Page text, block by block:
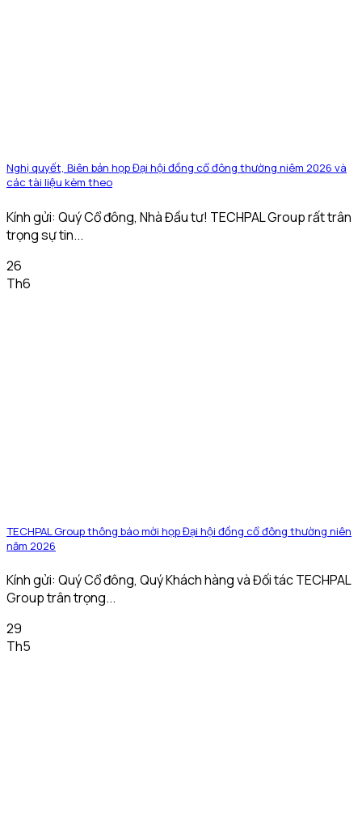
Nghị quyết, Biên bản họp Đại hội đồng cổ đông thường niêm 2026 và
các tài liệu kèm theo
Kính gửi: Quý Cổ đông, Nhà Đầu tư! TECHPAL Group rất trân
trọng sự tin...
26
Th6
TECHPAL Group thông báo mời họp Đại hội đồng cổ đông thường niên
năm 2026
Kính gửi: Quý Cổ đông, Quý Khách hàng và Đối tác TECHPAL
Group trân trọng...
29
Th5